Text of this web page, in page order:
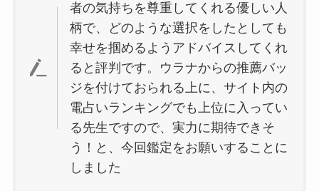
者の気持ちを尊重してくれる優しい人
柄で、どのような選択をしたとしても
幸せを掴めるようアドバイスしてくれ
ると評判です。ウラナからの推薦バッ
ジを付けておられる上に、サイト内の
電占いランキングでも上位に入ってい
る先生ですので、実力に期待できそ
う！と、今回鑑定をお願いすることに
しました